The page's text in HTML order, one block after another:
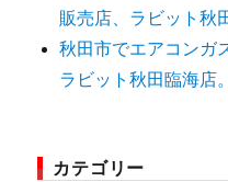
販売店、ラビット秋
秋田市でエアコンガ
ラビット秋田臨海店。
カテゴリー